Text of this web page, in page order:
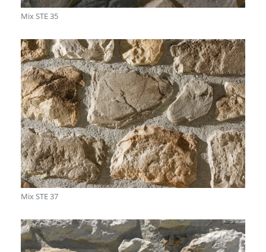
Mix STE 35
Mix STE 37